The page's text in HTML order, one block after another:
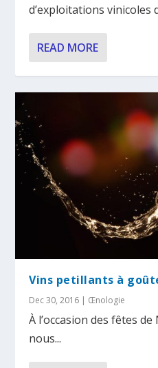
d’exploitations vinicoles
READ MORE
Vins petillants à
Dec 30, 2016 | Œnologie
À l’occasion des fêtes
nous...